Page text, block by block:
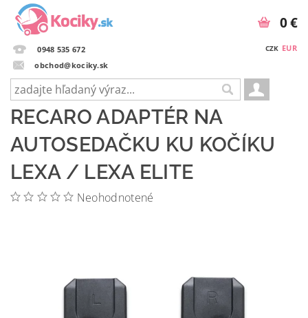
0948 535 672
obchod@kociky.sk
CZK EUR
0 €
RECARO ADAPTÉR NA
AUTOSEDAČKU KU KOČÍKU
LEXA / LEXA ELITE
Neohodnotené